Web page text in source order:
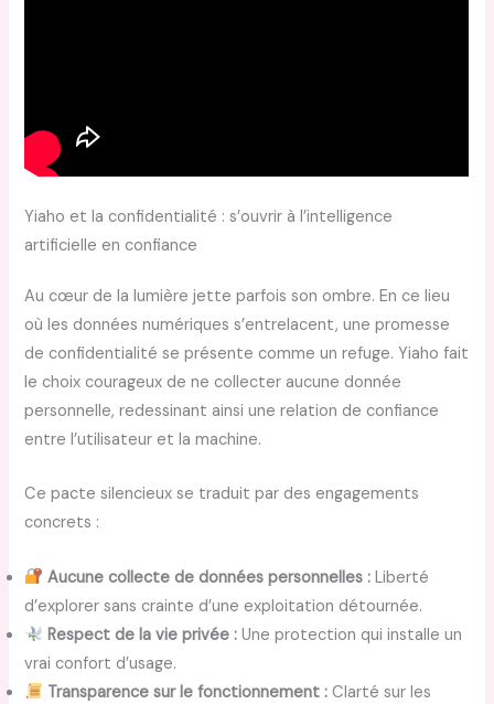
Yiaho et la confidentialité : s’ouvrir à l’intelligence
artificielle en confiance
Au cœur de la lumière jette parfois son ombre. En ce lieu
où les données numériques s’entrelacent, une promesse
de confidentialité se présente comme un refuge. Yiaho fait
le choix courageux de ne collecter aucune donnée
personnelle, redessinant ainsi une relation de confiance
entre l’utilisateur et la machine.
Ce pacte silencieux se traduit par des engagements
concrets :
Aucune collecte de données personnelles : Liberté
d’explorer sans crainte d’une exploitation détournée.
Respect de la vie privée : Une protection qui installe un
vrai confort d’usage.
Transparence sur le fonctionnement : Clarté sur les